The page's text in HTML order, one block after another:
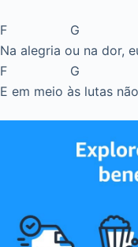
F G
Na alegria ou na dor,
F G
E em meio às lutas